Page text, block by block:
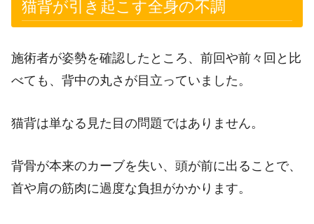
猫背が引き起こす全身の不調
施術者が姿勢を確認したところ、前回や前々回と比
べても、背中の丸さが目立っていました。
猫背は単なる見た目の問題ではありません。
背骨が本来のカーブを失い、頭が前に出ることで、
首や肩の筋肉に過度な負担がかかります。